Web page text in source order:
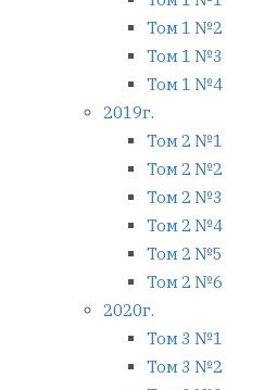
Том 1 №2
Том 1 №3
Том 1 №4
2019г.
Том 2 №1
Том 2 №2
Том 2 №3
Том 2 №4
Том 2 №5
Том 2 №6
2020г.
Том 3 №1
Том 3 №2